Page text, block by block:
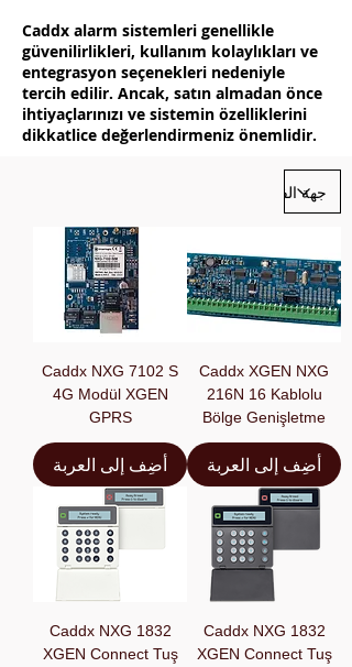
Caddx alarm sistemleri genellikle
güvenilirlikleri, kullanım kolaylıkları ve
entegrasyon seçenekleri nedeniyle
tercih edilir. Ancak, satın almadan önce
ihtiyaçlarınızı ve sistemin özelliklerini
dikkatlice değerlendirmeniz önemlidir.
Caddx XGEN NXG
216N 16 Kablolu
Bölge Genişletme
أضِف إلى العربة
Caddx NXG 7102 S
4G Modül XGEN
GPRS
أضِف إلى العربة
Caddx NXG 1832
XGEN Connect Tuş
Caddx NXG 1832
XGEN Connect Tuş